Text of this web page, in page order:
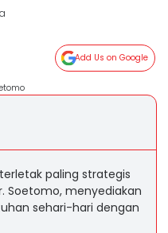
Add Us on Google
paling strategis
Soetomo, menyediakan
sehari-hari dengan